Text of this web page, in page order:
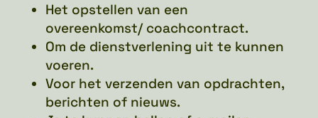
Het opstellen van een
overeenkomst/ coachcontract.
Om de dienstverlening uit te kunnen
voeren.
Voor het verzenden van opdrachten,
berichten of nieuws.